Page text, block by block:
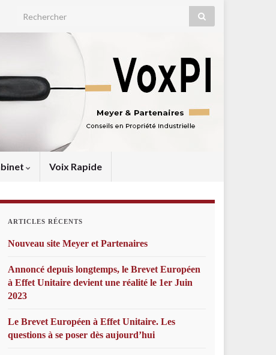
Search for:
Voix Rapide
ARTICLES RÉCENTS
Nouveau site Meyer et Partenaires
Annoncé depuis longtemps, le Brevet Européen
à Effet Unitaire devient une réalité le 1er Juin
2023
Le Brevet Européen à Effet Unitaire. Les
questions à se poser dès aujourd’hui